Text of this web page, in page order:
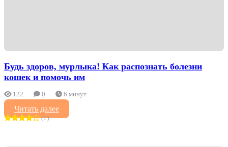
Будь здоров, мурлыка! Как распознать болезни
кошек и помочь им
122 0 6 минут
Читать далее
(1)